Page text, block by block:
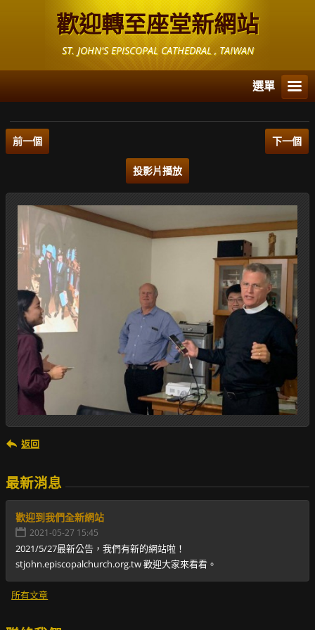
歡迎轉至座堂新網站
ST. JOHN'S EPISCOPAL CATHEDRAL , TAIWAN
選單
前一個 下一個
投影片播放
返回
最新消息
歡迎到我們全新網站
2021-05-27 15:45
2021/5/27最新公告，我們有新的網站啦！
stjohn.episcopalchurch.org.tw 歡迎大家來看看。
所有文章